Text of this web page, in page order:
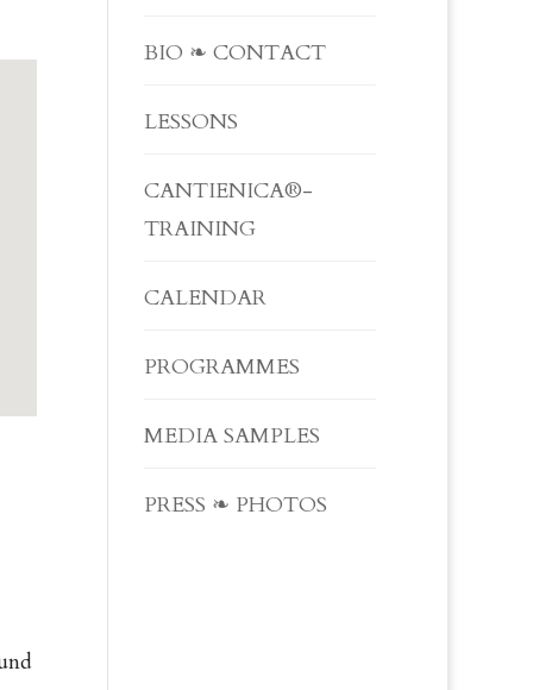
BIO ❧ CONTACT
LESSONS
CANTIENICA®-
TRAINING
CALENDAR
PROGRAMMES
MEDIA SAMPLES
PRESS ❧ PHOTOS